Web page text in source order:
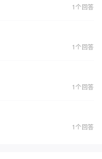
1个回答
1个回答
1个回答
1个回答